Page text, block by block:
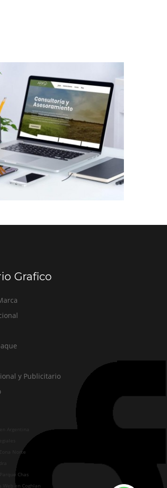
a Medida para Consultora
Trabajos Web
Grafico
y Publicitario
Argentina
Norte
Chas
Web en Coghlan